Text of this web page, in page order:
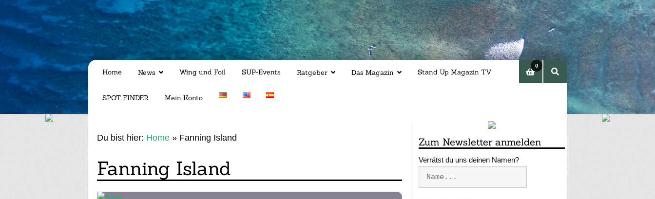
Home News Wing und Foil SUP-Events Ratgeber Das Magazin Stand Up Magazin TV
SPOT FINDER Mein Konto
0
Arti
Zum Newsletter anmelden
Verrätst du uns deinen Namen?
Du bist hier: Home» Fanning Island
Fanning Island